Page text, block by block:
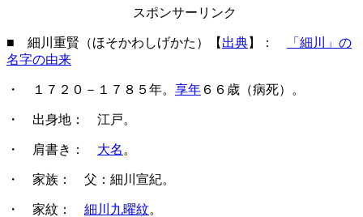
スポンサーリンク
■ 細川重賢（ほそかわしげかた）【 出典】：
「細川」の
名字の由来
・ １７２０－１７８５年。 享年 ６６歳（病死）。
・ 出身地： 江戸。
・ 肩書き： 大名 。
・ 家族： 父：細川宣紀。
・ 家紋： 細川九曜紋。